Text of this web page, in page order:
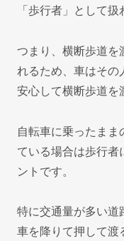
「歩行者」として扱
つまり、横断歩道を
れるため、車はその
安心して横断歩道を
自転車に乗ったまま
ている場合は歩行者
ントです。
特に交通量が多い道
車を降りて押して渡